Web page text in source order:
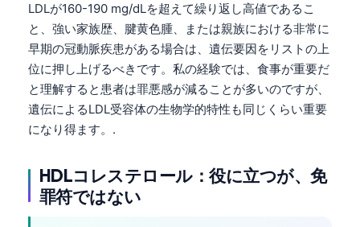
LDLが160-190 mg/dLを超えて繰り返し高値であるこ
と、強い家族歴、腱黄色腫、または親族における非常に
早期の冠動脈疾患がある場合は、遺伝要因をリストの上
位に押し上げるべきです。私の経験では、食事が重要だ
と理解すると患者は罪悪感が減ることが多いのですが、
遺伝によるLDL受容体の生物学的特性も同じくらい重要
になり得ます。.
HDLコレステロール：役に立つが、免
罪符ではない